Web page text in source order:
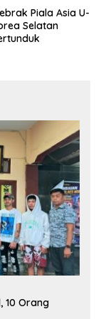
Piala Asia U-
Selatan
10 Orang